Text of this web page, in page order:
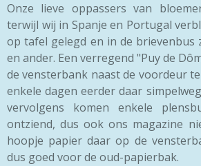
Onze lieve oppassers van
terwijl wij in Spanje en Portugal
op tafel gelegd en in de brievenbus
en ander. Een verregend "Puy de
de vensterbank naast de voordeur
enkele dagen eerder daar
vervolgens komen enkele
ontziend, dus ook ons magazine
hoopje papier daar op de
dus goed voor de oud-papierbak.